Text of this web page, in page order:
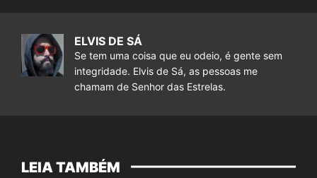
ELVIS DE SÁ
Se tem uma coisa que eu odeio, é gente sem
integridade. Elvis de Sá, as pessoas me
chamam de Senhor das Estrelas.
LEIA TAMBÉM